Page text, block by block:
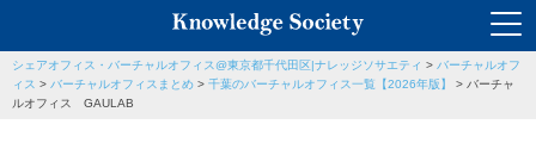
シェアオフィス・バーチャルオフィス@東京都千代田区|ナレッジソサエティ > バーチャルオフ
ィス > バーチャルオフィスまとめ > 千葉のバーチャルオフィス一覧【2026年版】 > バーチャ
ルオフィス GAULAB